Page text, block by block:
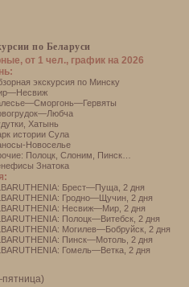
по Беларуси
от 1 чел., график на 2026
экскурсия по Минску
Хатынь
истории Сула
Новоселье
Полоцк Слоним Пинск
Знатока
Брест—Пуща, 2 дня
Гродно—Щучин, 2 дня
Несвиж—Мир, 2 дня
Полоцк—Витебск, 2 дня
Могилев—Бобруйск, 2 дня
Пинск—Мотоль, 2 дня
Гомель—Ветка, 2 дня